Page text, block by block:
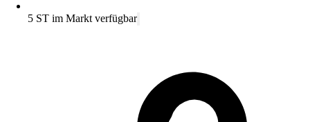
5 ST im Markt verfügbar